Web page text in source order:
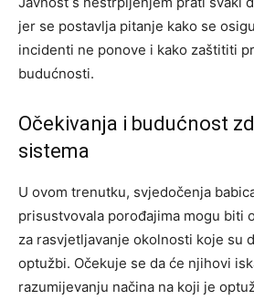
jer se postavlja pitanje kako se
incidenti ne ponove i kako zaštititi
budućnosti.
Očekivanja i budućnost
sistema
U ovom trenutku, svjedočenja
prisustvovala porođajima mogu biti
za rasvjetljavanje okolnosti koje su
optužbi. Očekuje se da će njihovi
razumijevanju načina na koji je